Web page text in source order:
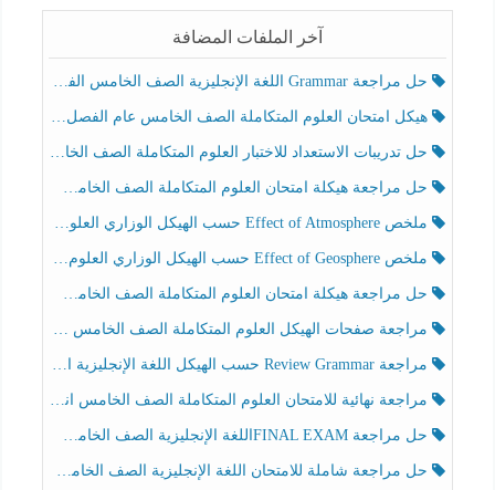
آخر الملفات المضافة
حل مراجعة Grammar اللغة الإنجليزية الصف الخامس الفصل الثالث
هيكل امتحان العلوم المتكاملة الصف الخامس عام الفصل الدراسي الثالث 2025-2026
حل تدريبات الاستعداد للاختبار العلوم المتكاملة الصف الخامس عام الفصل الثالث
حل مراجعة هيكلة امتحان العلوم المتكاملة الصف الخامس انسبير الفصل الثالث
ملخص Effect of Atmosphere حسب الهيكل الوزاري العلوم المتكاملة الصف الخامس انسبير الفصل الثالث
ملخص Effect of Geosphere حسب الهيكل الوزاري العلوم المتكاملة الصف الخامس انسبير الفصل الثالث
حل مراجعة هيكلة امتحان العلوم المتكاملة الصف الخامس عام الفصل الثالث
مراجعة صفحات الهيكل العلوم المتكاملة الصف الخامس انسبير الفصل الثالث
مراجعة Review Grammar حسب الهيكل اللغة الإنجليزية الصف الخامس الفصل الثالث
مراجعة نهائية للامتحان العلوم المتكاملة الصف الخامس انسبير الفصل الثالث
حل مراجعة FINAL EXAMاللغة الإنجليزية الصف الخامس الفصل الثالث
حل مراجعة شاملة للامتحان اللغة الإنجليزية الصف الخامس الفصل الثالث